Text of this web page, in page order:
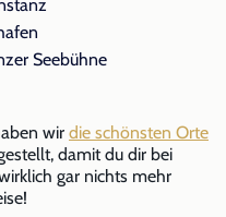
Seebühne
wir die schönsten Orte
damit du dir bei
gar nichts mehr